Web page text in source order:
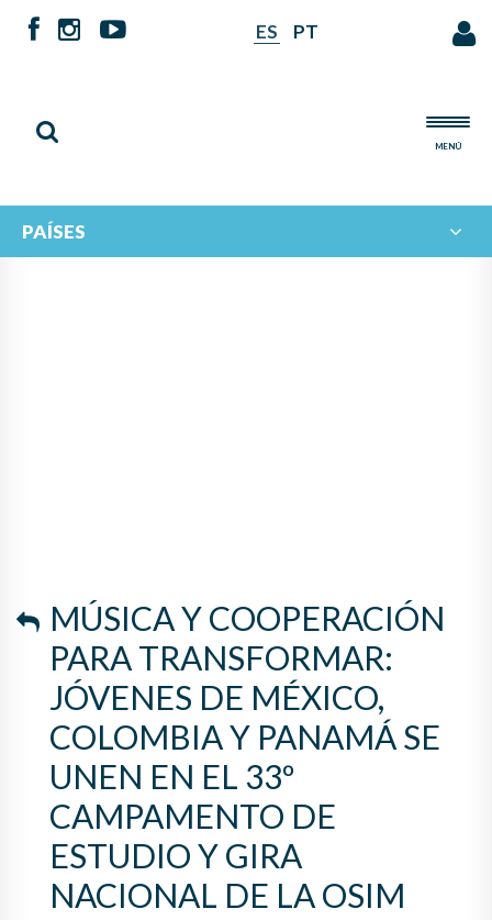
ES PT
MENÚ
PAÍSES
MÚSICA Y COOPERACIÓN
PARA TRANSFORMAR:
JÓVENES DE MÉXICO,
COLOMBIA Y PANAMÁ SE
UNEN EN EL 33º
CAMPAMENTO DE
ESTUDIO Y GIRA
NACIONAL DE LA OSIM